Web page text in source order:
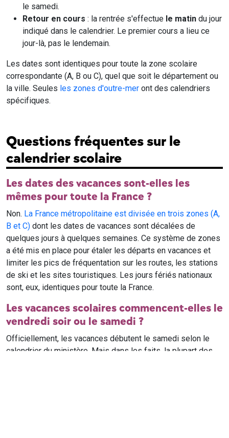
le samedi.
Retour en cours : la rentrée s'effectue le matin du jour
indiqué dans le calendrier. Le premier cours a lieu ce
jour-là, pas le lendemain.
Les dates sont identiques pour toute la zone scolaire
correspondante (A, B ou C), quel que soit le département ou
la ville. Seules les zones d'outre-mer ont des calendriers
spécifiques.
Questions fréquentes sur le
calendrier scolaire
Les dates des vacances sont-elles les
mêmes pour toute la France ?
Non. La France métropolitaine est divisée en trois zones (A,
B et C) dont les dates de vacances sont décalées de
quelques jours à quelques semaines. Ce système de zones
a été mis en place pour étaler les départs en vacances et
limiter les pics de fréquentation sur les routes, les stations
de ski et les sites touristiques. Les jours fériés nationaux
sont, eux, identiques pour toute la France.
Les vacances scolaires commencent-elles le
vendredi soir ou le samedi ?
Officiellement, les vacances débutent le samedi selon le
calendrier du ministère. Mais dans les faits, la plupart des